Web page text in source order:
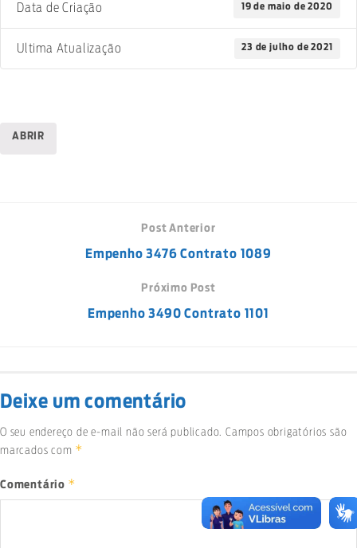
Data de Criação 19 de maio de 2020
Ultima Atualização 23 de julho de 2021
ABRIR
Post Anterior
Empenho 3476 Contrato 1089
Próximo Post
Empenho 3490 Contrato 1101
Deixe um comentário
O seu endereço de e-mail não será publicado. Campos obrigatórios são
marcados com *
Comentário *